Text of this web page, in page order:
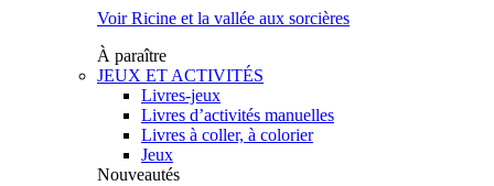
Voir Ricine et la vallée aux sorcières
À paraître
JEUX ET ACTIVITÉS
Livres-jeux
Livres d’activités manuelles
Livres à coller, à colorier
Jeux
Nouveautés